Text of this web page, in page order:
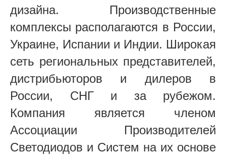
дизайна. Производственные
комплексы располагаются в России,
Украине, Испании и Индии. Широкая
сеть региональных представителей,
дистрибьюторов и дилеров в
России, СНГ и за рубежом.
Компания является членом
Ассоциации Производителей
Светодиодов и Систем на их основе